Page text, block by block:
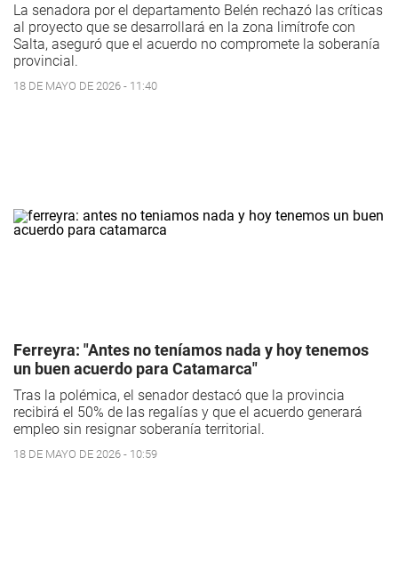
La senadora por el departamento Belén rechazó las críticas
al proyecto que se desarrollará en la zona limítrofe con
Salta, aseguró que el acuerdo no compromete la soberanía
provincial.
18 DE MAYO DE 2026 - 11:40
Ferreyra: "Antes no teníamos nada y hoy tenemos
un buen acuerdo para Catamarca"
Tras la polémica, el senador destacó que la provincia
recibirá el 50% de las regalías y que el acuerdo generará
empleo sin resignar soberanía territorial.
18 DE MAYO DE 2026 - 10:59